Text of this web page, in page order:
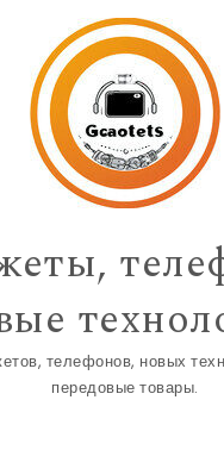
телефонов, новых
передовые товары.